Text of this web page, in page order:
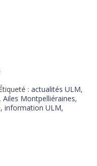
: actualités ULM,
, Ailes Montpelliéraines,
, information ULM,